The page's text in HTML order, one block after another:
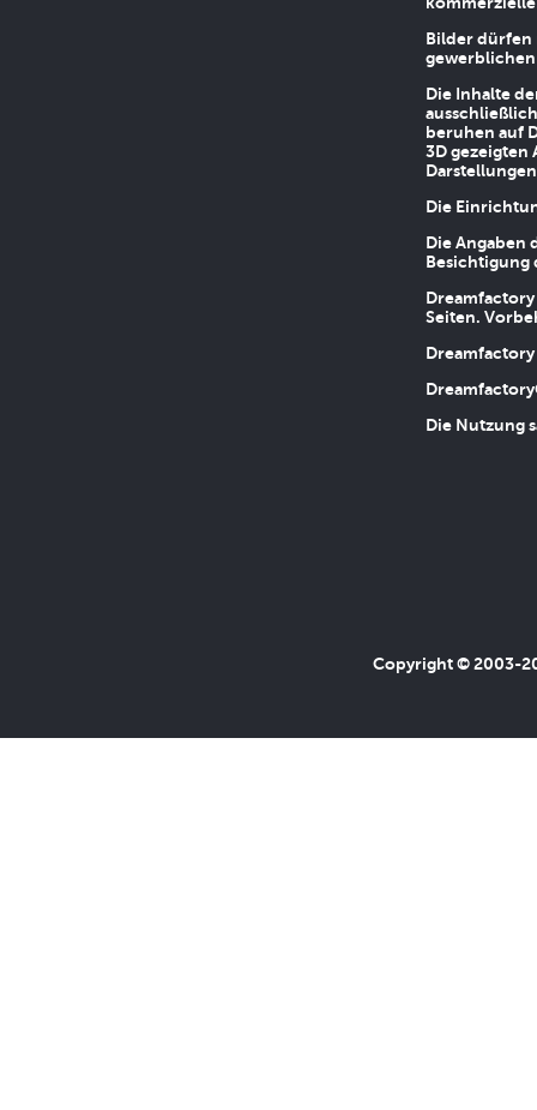
Bilder dürfen
Die Inhalte
beruhen auf
3D gezeigten
Die
Die
Besichtigung
Seiten.
Die Nutzung
Copyright © 2003-